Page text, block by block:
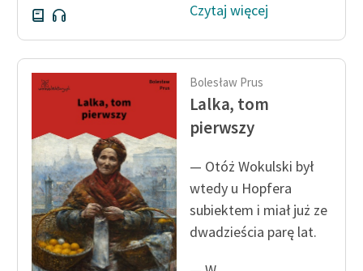
Czytaj więcej
Bolesław Prus
Lalka, tom
pierwszy
— Otóż Wokulski był
wtedy u Hopfera
subiektem i miał już ze
dwadzieścia parę lat.